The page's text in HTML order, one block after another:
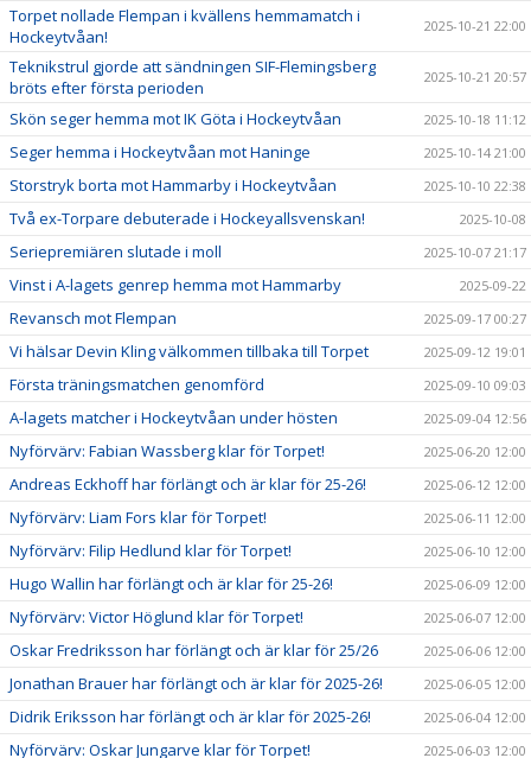
Torpet nollade Flempan i kvällens hemmamatch i
Hockeytvåan!
2025-10-21 22:00
Teknikstrul gjorde att sändningen SIF-Flemingsberg
bröts efter första perioden
2025-10-21 20:57
Skön seger hemma mot IK Göta i Hockeytvåan 2025-10-18 11:12
Seger hemma i Hockeytvåan mot Haninge 2025-10-14 21:00
Storstryk borta mot Hammarby i Hockeytvåan 2025-10-10 22:38
Två ex-Torpare debuterade i Hockeyallsvenskan! 2025-10-08
Seriepremiären slutade i moll 2025-10-07 21:17
Vinst i A-lagets genrep hemma mot Hammarby 2025-09-22
Revansch mot Flempan 2025-09-17 00:27
Vi hälsar Devin Kling välkommen tillbaka till Torpet 2025-09-12 19:01
Första träningsmatchen genomförd 2025-09-10 09:03
A-lagets matcher i Hockeytvåan under hösten 2025-09-04 12:56
Nyförvärv: Fabian Wassberg klar för Torpet! 2025-06-20 12:00
Andreas Eckhoff har förlängt och är klar för 25-26! 2025-06-12 12:00
Nyförvärv: Liam Fors klar för Torpet! 2025-06-11 12:00
Nyförvärv: Filip Hedlund klar för Torpet! 2025-06-10 12:00
Hugo Wallin har förlängt och är klar för 25-26! 2025-06-09 12:00
Nyförvärv: Victor Höglund klar för Torpet! 2025-06-07 12:00
Oskar Fredriksson har förlängt och är klar för 25/26 2025-06-06 12:00
Jonathan Brauer har förlängt och är klar för 2025-26! 2025-06-05 12:00
Didrik Eriksson har förlängt och är klar för 2025-26! 2025-06-04 12:00
Nyförvärv: Oskar Jungarve klar för Torpet! 2025-06-03 12:00